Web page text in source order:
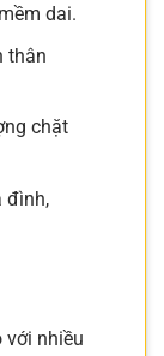
dai.
thân
chặt
đình,
nhiều